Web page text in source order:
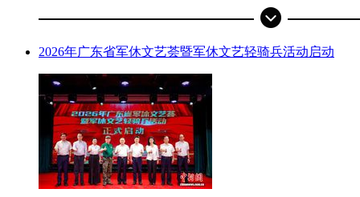
2026年广东省军休文艺荟暨军休文艺轻骑兵活动启动